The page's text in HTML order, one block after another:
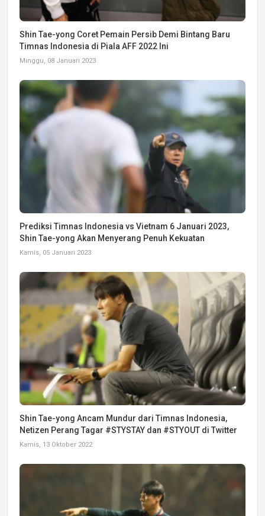
Shin Tae-yong Coret Pemain Persib Demi Bintang Baru
Timnas Indonesia di Piala AFF 2022 Ini
Minggu, 08 Januari 2023
Prediksi Timnas Indonesia vs Vietnam 6 Januari 2023,
Shin Tae-yong Akan Menyerang Penuh Kekuatan
Kamis, 05 Januari 2023
Shin Tae-yong Ancam Mundur dari Timnas Indonesia,
Netizen Perang Tagar #STYSTAY dan #STYOUT di Twitter
Kamis, 13 Oktober 2022